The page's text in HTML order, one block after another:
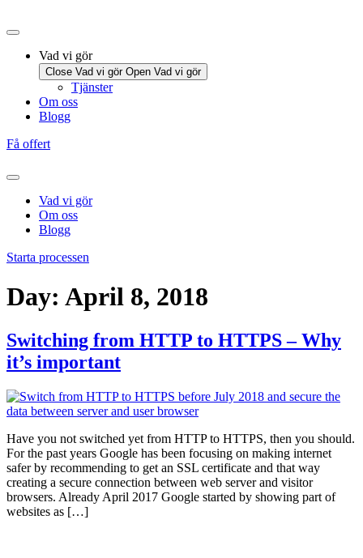
Vad vi gör
Close Vad vi gör Open Vad vi gör
Tjänster
Om oss
Blogg
Få offert
Vad vi gör
Om oss
Blogg
Starta processen
Day: April 8, 2018
Switching from HTTP to HTTPS – Why
it’s important
Have you not switched yet from HTTP to HTTPS, then you should.
For the past years Google has been focusing on making internet
safer by recommending to get an SSL certificate and that way
creating a secure connection between web server and visitor
browsers. Already April 2017 Google started by showing part of
websites as […]